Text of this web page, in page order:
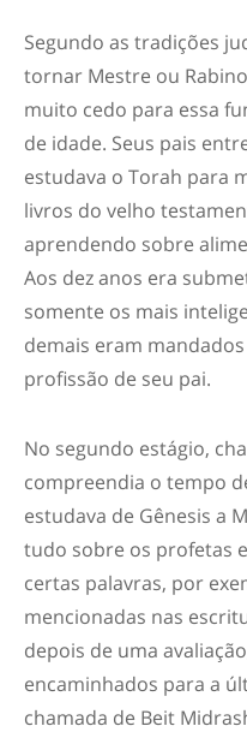
Segundo as tradições
tornar Mestre ou
muito cedo para essa
de idade. Seus pais
estudava o Torah para
livros do velho
aprendendo sobre
Aos dez anos era
somente os mais
demais eram
profissão de seu pai.
No segundo estágio,
compreendia o tempo
estudava de Gênesis a
tudo sobre os profetas
certas palavras, por
mencionadas nas
depois de uma
encaminhados para a
chamada de Beit